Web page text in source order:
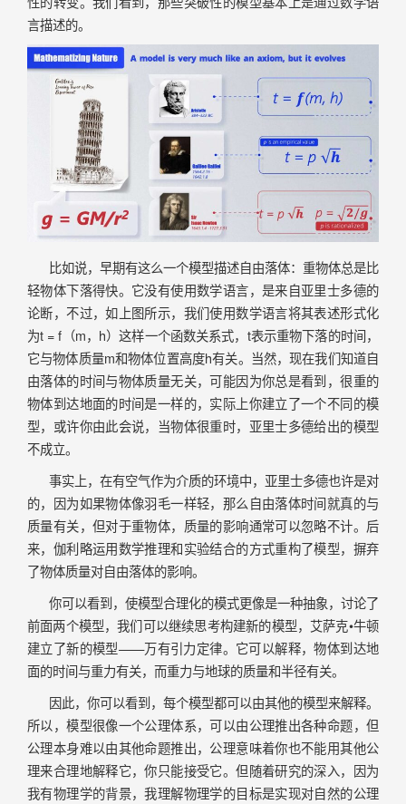
言描述的。
比如说，早期有这么一个模型描述自由落体：重物体总是比
轻物体下落得快。它没有使用数学语言，是来自亚里士多德的
论断，不过，如上图所示，我们使用数学语言将其表述形式化
为t = f（m，h）这样一个函数关系式，t表示重物下落的时间，
它与物体质量m和物体位置高度h有关。当然，现在我们知道自
由落体的时间与物体质量无关，可能因为你总是看到，很重的
物体到达地面的时间是一样的，实际上你建立了一个不同的模
型，或许你由此会说，当物体很重时，亚里士多德给出的模型
不成立。
事实上，在有空气作为介质的环境中，亚里士多德也许是对
的，因为如果物体像羽毛一样轻，那么自由落体时间就真的与
质量有关，但对于重物体，质量的影响通常可以忽略不计。后
来，伽利略运用数学推理和实验结合的方式重构了模型，摒弃
了物体质量对自由落体的影响。
你可以看到，使模型合理化的模式更像是一种抽象，讨论了
前面两个模型，我们可以继续思考构建新的模型，艾萨克•牛顿
建立了新的模型——万有引力定律。它可以解释，物体到达地
面的时间与重力有关，而重力与地球的质量和半径有关。
因此，你可以看到，每个模型都可以由其他的模型来解释。
所以，模型很像一个公理体系，可以由公理推出各种命题，但
公理本身难以由其他命题推出，公理意味着你也不能用其他公
理来合理地解释它，你只能接受它。但随着研究的深入，因为
我有物理学的背景，我理解物理学的目标是实现对自然的公理